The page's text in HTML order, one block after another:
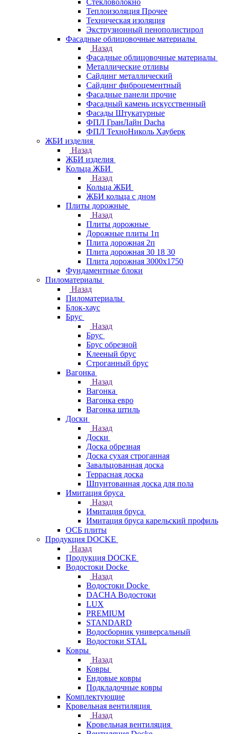
Стекловолокно
Теплоизоляция Прочее
Техническая изоляция
Экструзионный пенополистирол
Фасадные облицовочные материалы
Назад
Фасадные облицовочные материалы
Металлические отливы
Сайдинг металлический
Сайдинг фиброцементный
Фасадные панели прочие
Фасадный камень искусственный
Фасады Штукатурные
ФПЛ ГранЛайн Dacha
ФПЛ ТехноНиколь Хауберк
ЖБИ изделия
Назад
ЖБИ изделия
Кольца ЖБИ
Назад
Кольца ЖБИ
ЖБИ кольца с дном
Плиты дорожные
Назад
Плиты дорожные
Дорожные плиты 1п
Плита дорожная 2п
Плита дорожная 30 18 30
Плита дорожная 3000х1750
Фундаментные блоки
Пиломатериалы
Назад
Пиломатериалы
Блок-хаус
Брус
Назад
Брус
Брус обрезной
Клееный брус
Строганный брус
Вагонка
Назад
Вагонка
Вагонка евро
Вагонка штиль
Доски
Назад
Доски
Доска обрезная
Доска сухая строганная
Завальцованная доска
Террасная доска
Шпунтованная доска для пола
Имитация бруса
Назад
Имитация бруса
Имитация бруса карельский профиль
ОСБ плиты
Продукция DOCKE
Назад
Продукция DOCKE
Водостоки Docke
Назад
Водостоки Docke
DACHA Водостоки
LUX
PREMIUM
STANDARD
Водосборник универсальный
Водостоки STAL
Ковры
Назад
Ковры
Ендовые ковры
Подкладочные ковры
Комплектующие
Кровельная вентиляция
Назад
Кровельная вентиляция